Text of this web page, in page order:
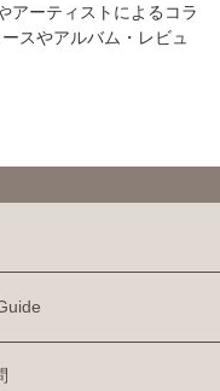
アーティストによるコラ
スやアルバム・レビュ